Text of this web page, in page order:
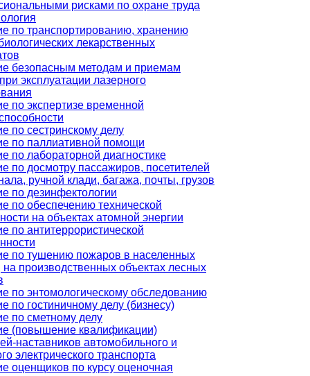
рисками по охране труда
по транспортированию, хранению
лекарственных
безопасным методам и приемам
эксплуатации лазерного
по экспертизе временной
по сестринскому делу
по паллиативной помощи
по лабораторной диагностике
по досмотру пассажиров, посетителей
ручной клади, багажа, почты, грузов
по дезинфектологии
по обеспечению технической
на объектах атомной энергии
по антитеррористической
по тушению пожаров в населенных
на производственных объектах лесных
по энтомологическому обследованию
по гостиничному делу (бизнесу)
по сметному делу
(повышение квалификации)
наставников автомобильного и
электрического транспорта
оценщиков по курсу оценочная